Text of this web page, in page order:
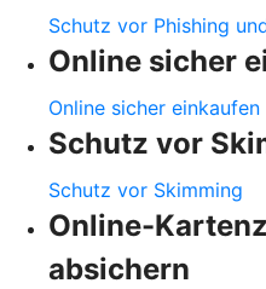
Schutz vor Phishing
Online sicher
Online sicher einkaufen
Schutz vor
Schutz vor Skimming
Online-
absichern